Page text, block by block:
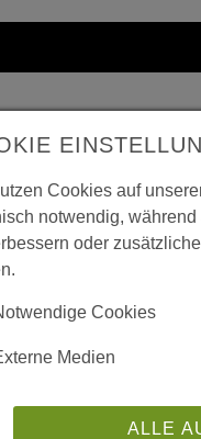
Freitag 08:00 bis
Cookies auf
notwendig,
oder
Cookies
Medien
ALLE